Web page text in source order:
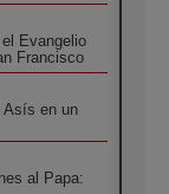
Evangelio
Francisco
Asís en un
al Papa: